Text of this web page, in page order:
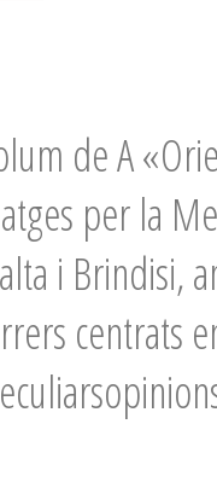
de A
per la
i Brindisi,
centrats